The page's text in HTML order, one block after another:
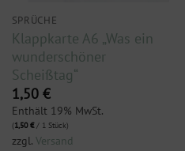
SPRÜCHE
Klappkarte A6 „Was ein
wunderschöner
Scheißtag“
1,50 €
Enthält 19% MwSt.
(1,50€/ 1 Stück)
zzgl. Versand